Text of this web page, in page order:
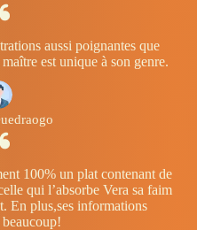
aussi poignantes que
est unique à son genre.
100% un plat contenant de
qui l’absorbe Vera sa faim
En plus,ses informations